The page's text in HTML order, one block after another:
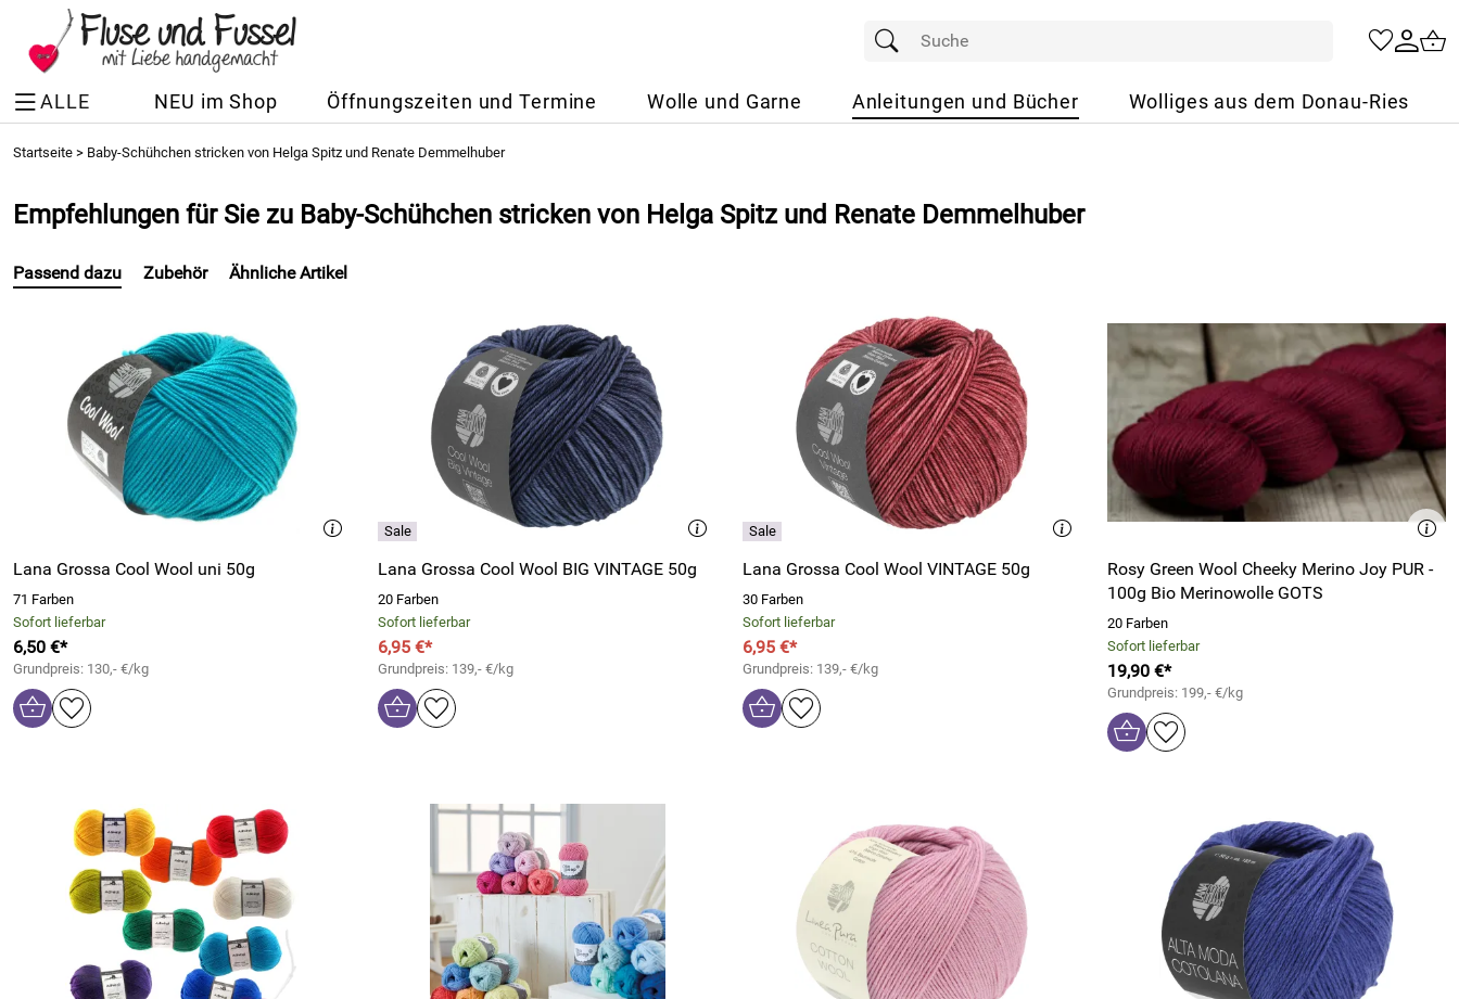
ALLE NEU im Shop Öffnungszeiten und Termine Wolle und Garne Anleitungen und Bücher Wolliges aus dem Donau-Ries
Startseite > Baby-Schühchen stricken von Helga Spitz und Renate Demmelhuber
Empfehlungen für Sie zu Baby-Schühchen stricken von Helga Spitz und Renate Demmelhuber
Passend dazu
Lana Grossa Cool Wool uni 50g
71 Farben
Sofort lieferbar
6,50 €*
Grundpreis: 130,- €/kg
Lana Grossa Cool Wool BIG VINTAGE 50g
20 Farben
Sofort lieferbar
6,95 €*
Grundpreis: 139,- €/kg
Lana Grossa Cool Wool VINTAGE 50g
30 Farben
Sofort lieferbar
6,95 €*
Grundpreis: 139,- €/kg
Rosy Green Wool Cheeky Merino Joy PUR -
100g Bio Merinowolle GOTS
20 Farben
Sofort lieferbar
19,90 €*
Grundpreis: 199,- €/kg
Zubehör Ähnliche Artikel